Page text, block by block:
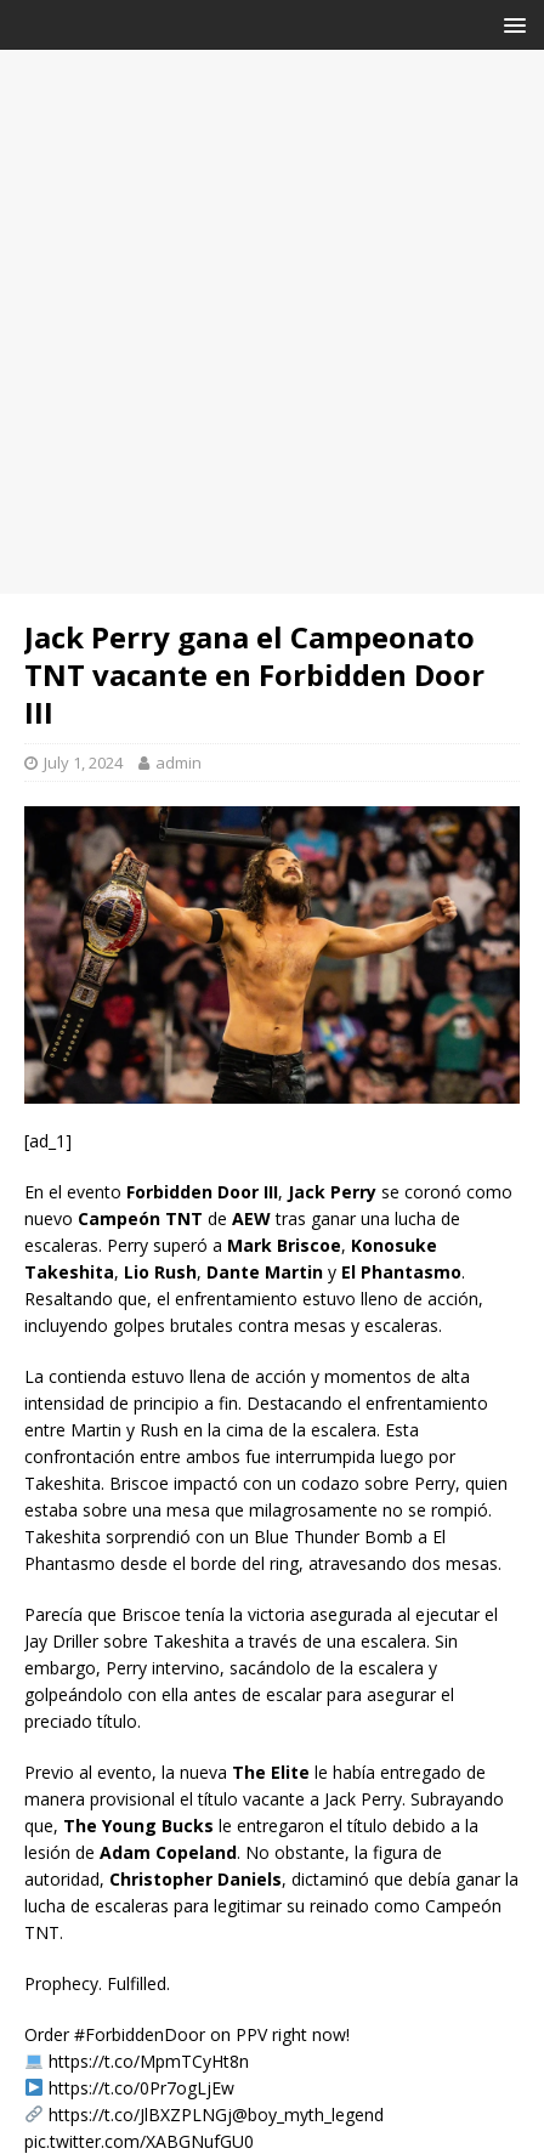
Jack Perry gana el Campeonato
TNT vacante en Forbidden Door
III
July 1, 2024 admin
[ad_1]
En el evento Forbidden Door III, Jack Perry se coronó como
nuevo Campeón TNT de AEWtras ganar una lucha de
escaleras. Perry superó a Mark Briscoe, Konosuke
Takeshita, Lio Rush, Dante Martin y El Phantasmo.
Resaltando que, el enfrentamiento estuvo lleno de acción,
incluyendo golpes brutales contra mesas y escaleras.
La contienda estuvo llena de acción y momentos de alta
intensidad de principio a fin. Destacando el enfrentamiento
entre Martin y Rush en la cima de la escalera. Esta
confrontación entre ambos fue interrumpida luego por
Takeshita. Briscoe impactó con un codazo sobre Perry, quien
estaba sobre una mesa que milagrosamente no se rompió.
Takeshita sorprendió con un Blue Thunder Bomb a El
Phantasmo desde el borde del ring, atravesando dos mesas.
Parecía que Briscoe tenía la victoria asegurada al ejecutar el
Jay Driller sobre Takeshita a través de una escalera. Sin
embargo, Perry intervino, sacándolo de la escalera y
golpeándolo con ella antes de escalar para asegurar el
preciado título.
Previo al evento, la nueva The Elite le había entregado de
manera provisional el título vacante a Jack Perry. Subrayando
que, The Young Bucks le entregaron el título debido a la
lesión de Adam Copeland. No obstante, la figura de
autoridad, Christopher Daniels, dictaminó que debía ganar la
lucha de escaleras para legitimar su reinado como Campeón
TNT.
Prophecy. Fulfilled.
Order #ForbiddenDoor on PPV right now!
https://t.co/MpmTCyHt8n
https://t.co/0Pr7ogLjEw
https://t.co/JlBXZPLNGj@boy_myth_legend
pic.twitter.com/XABGNufGU0